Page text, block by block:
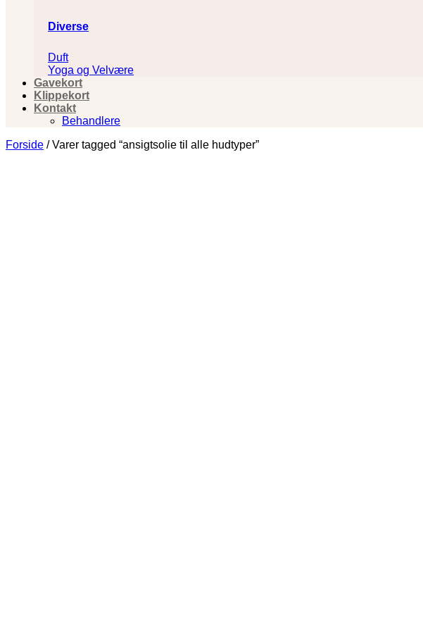
Diverse
Duft
Yoga og Velvære
Gavekort
Klippekort
Kontakt
Behandlere
Forside / Varer tagged “ansigtsolie til alle hudtyper”